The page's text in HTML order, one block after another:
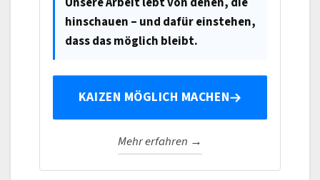
hinschauen – und dafür einstehen,
dass das möglich bleibt.
KAIZEN MÖGLICH MACHEN
Mehr erfahren →